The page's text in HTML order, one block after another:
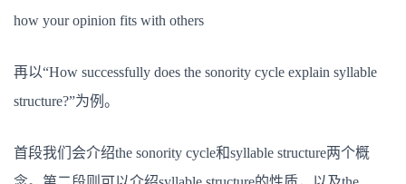
how your opinion fits with others
再以“How successfully does the sonority cycle explain syllable
structure?”为例。
首段我们会介绍the sonority cycle和syllable structure两个概